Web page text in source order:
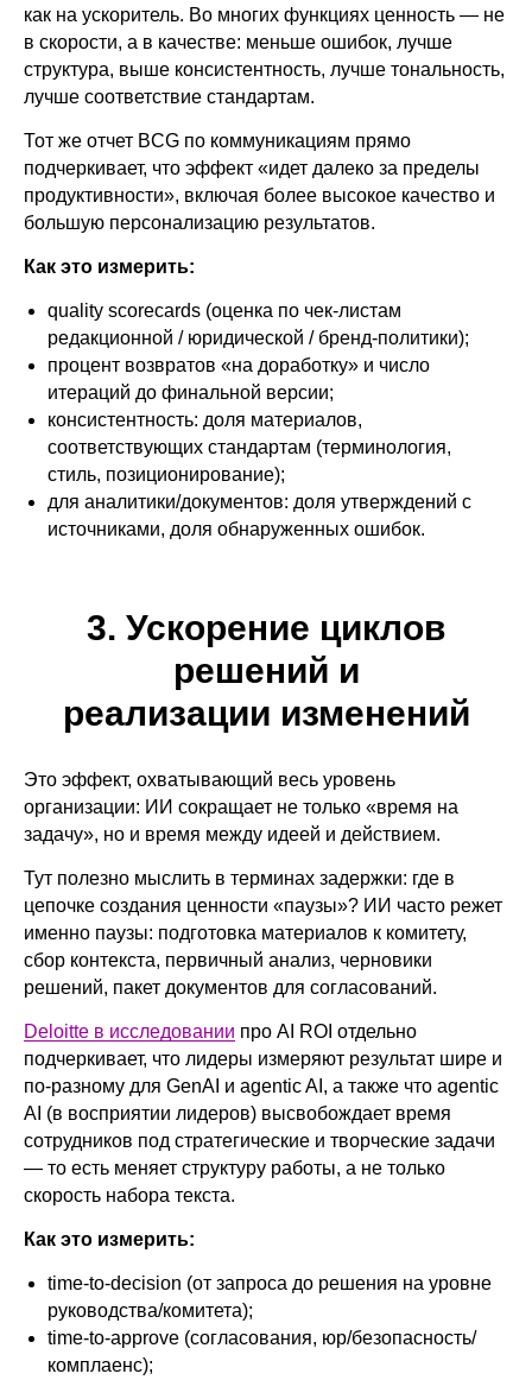
как на ускоритель. Во многих функциях ценность — не
в скорости, а в качестве: меньше ошибок, лучше
структура, выше консистентность, лучше тональность,
лучше соответствие стандартам.
Тот же отчет BCG по коммуникациям прямо
подчеркивает, что эффект «идет далеко за пределы
продуктивности», включая более высокое качество и
большую персонализацию результатов.
Как это измерить:
quality scorecards (оценка по чек-листам
редакционной / юридической / бренд-политики);
процент возвратов «на доработку» и число
итераций до финальной версии;
консистентность: доля материалов,
соответствующих стандартам (терминология,
стиль, позиционирование);
для аналитики/документов: доля утверждений с
источниками, доля обнаруженных ошибок.
3. Ускорение циклов
решений и
реализации изменений
Это эффект, охватывающий весь уровень
организации: ИИ сокращает не только «время на
задачу», но и время между идеей и действием.
Тут полезно мыслить в терминах задержки: где в
цепочке создания ценности «паузы»? ИИ часто режет
именно паузы: подготовка материалов к комитету,
сбор контекста, первичный анализ, черновики
решений, пакет документов для согласований.
Deloitte в исследовании про AI ROI отдельно
подчеркивает, что лидеры измеряют результат шире и
по-разному для GenAI и agentic AI, а также что agentic
AI (в восприятии лидеров) высвобождает время
сотрудников под стратегические и творческие задачи
— то есть меняет структуру работы, а не только
скорость набора текста.
Как это измерить:
time-to-decision (от запроса до решения на уровне
руководства/комитета);
time-to-approve (согласования, юр/безопасность/
комплаенс);